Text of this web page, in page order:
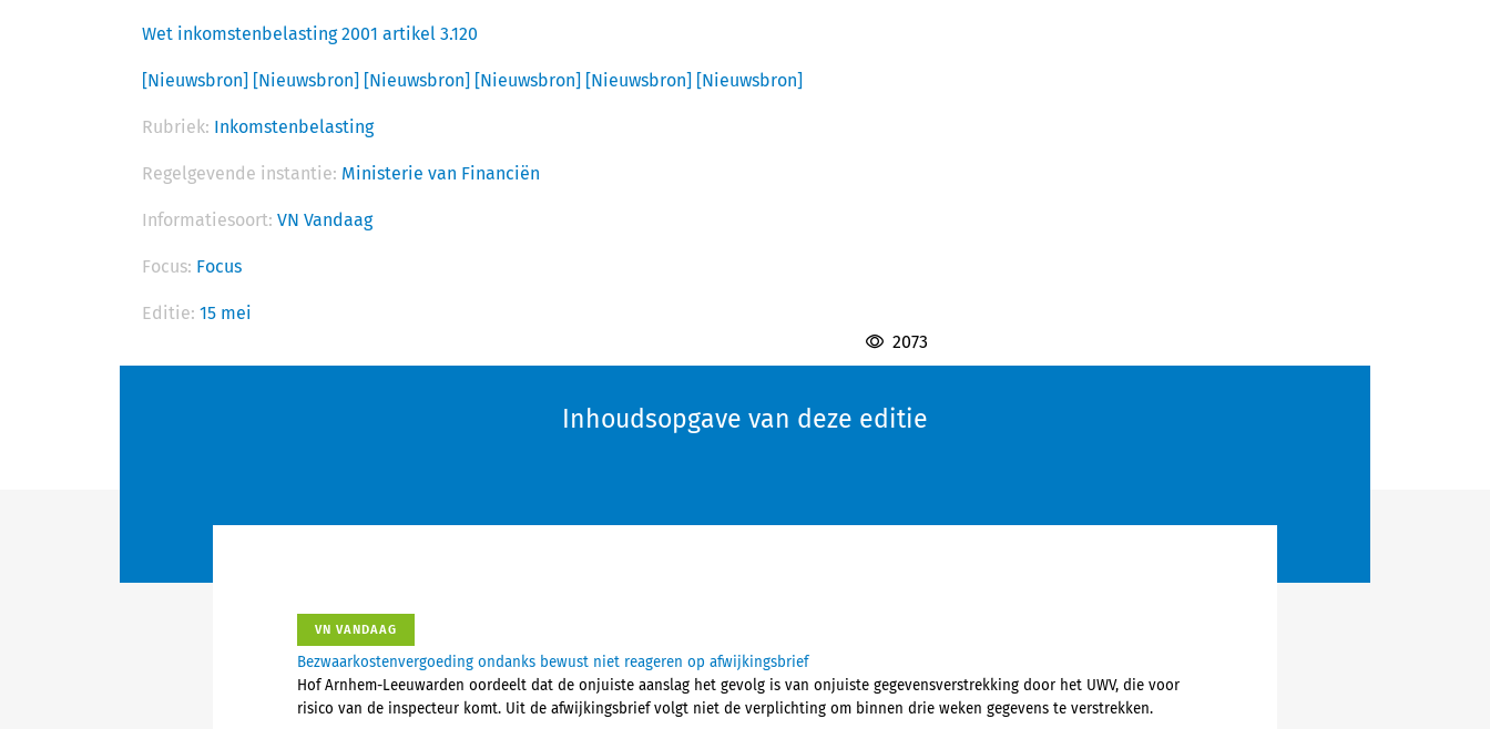
Wet inkomstenbelasting 2001 artikel 3.120
[Nieuwsbron] [Nieuwsbron] [Nieuwsbron] [Nieuwsbron] [Nieuwsbron] [Nieuwsbron]
Rubriek: Inkomstenbelasting
Regelgevende instantie: Ministerie van Financiën
Informatiesoort: VN Vandaag
Focus: Focus
Editie: 15 mei
2073
Inhoudsopgave van deze editie
VN VANDAAG
Bezwaarkostenvergoeding ondanks bewust niet reageren op afwijkingsbrief
Hof Arnhem-Leeuwarden oordeelt dat de onjuiste aanslag het gevolg is van onjuiste gegevensverstrekking door het UWV, die voor
risico van de inspecteur komt. Uit de afwijkingsbrief volgt niet de verplichting om binnen drie weken gegevens te verstrekken.